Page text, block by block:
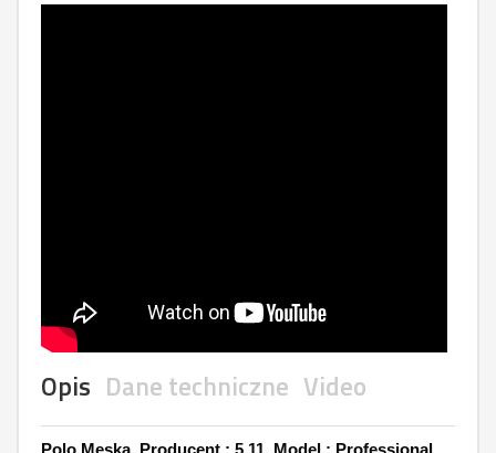
Opis Dane techniczne Video
Polo Męska, Producent : 5.11, Model : Professional